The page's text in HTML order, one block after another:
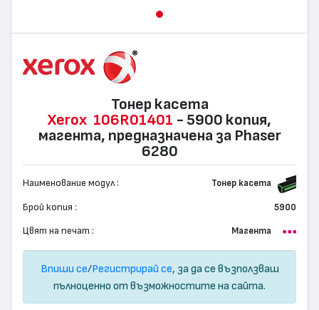
Тонер касета
Xerox 106R01401 - 5900 копия,
магента, предназначена за Phaser
6280
Наименование модул : Тонер касета
Брой копия : 5900
Цвят на печат : Магента
Впиши се/Регистрирай се, за да се възползваш
пълноценно от възможностите на сайта.